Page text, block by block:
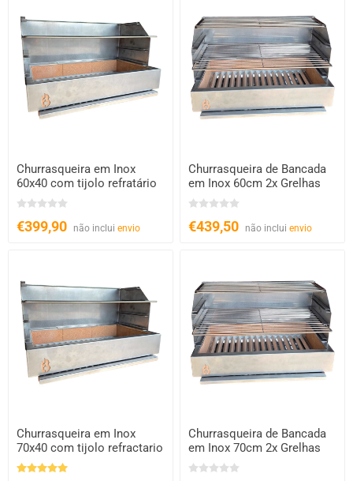
Churrasqueira em Inox
60x40 com tijolo refratário
€399,90 não inclui envio
Churrasqueira de Bancada
em Inox 60cm 2x Grelhas
€439,50 não incluienvio
Churrasqueira em Inox
70x40 com tijolo refractario
Churrasqueira de Bancada
em Inox 70cm 2x Grelhas